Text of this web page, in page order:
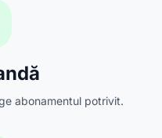
abonamentul potrivit.